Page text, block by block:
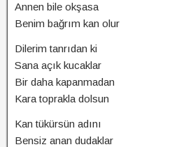
Annen bile okşasa
Benim bağrım kan olur
Dilerim tanrıdan ki
Sana açık kucaklar
Bir daha kapanmadan
Kara toprakla dolsun
Kan tükürsün adını
Bensiz anan dudaklar